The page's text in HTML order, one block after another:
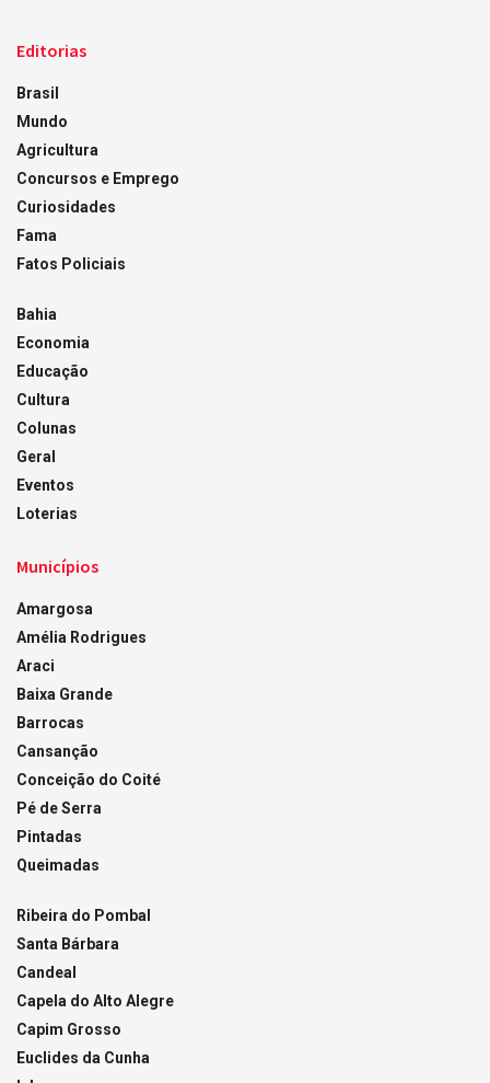
Editorias
Brasil
Mundo
Agricultura
Concursos e Emprego
Curiosidades
Fama
Fatos Policiais
Bahia
Economia
Educação
Cultura
Colunas
Geral
Eventos
Loterias
Municípios
Amargosa
Amélia Rodrigues
Araci
Baixa Grande
Barrocas
Cansanção
Conceição do Coité
Pé de Serra
Pintadas
Queimadas
Ribeira do Pombal
Santa Bárbara
Candeal
Capela do Alto Alegre
Capim Grosso
Euclides da Cunha